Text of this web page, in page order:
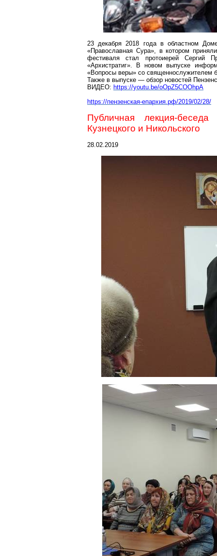
23 декабря 2018 года в областном
«Православная Сура», в котором
фестиваля стал протоиерей Сергий
«Архистратиг». В новом выпуске
«Вопросы веры» со священнослужителем
Также в выпуске — обзор новостей
ВИДЕО: https://youtu.be/oOpZ5COOhpA
https://пензенская-епархия.рф/2019/02/28/
Публичная лекция-
Кузнецкого и Никольского
28.02.2019